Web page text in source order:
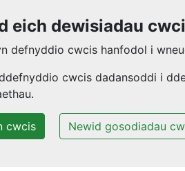
eich dewisiadau
defnyddio cwcis hanfodol i
cwcis dadansoddi i
cwcis Newid gosodiadau